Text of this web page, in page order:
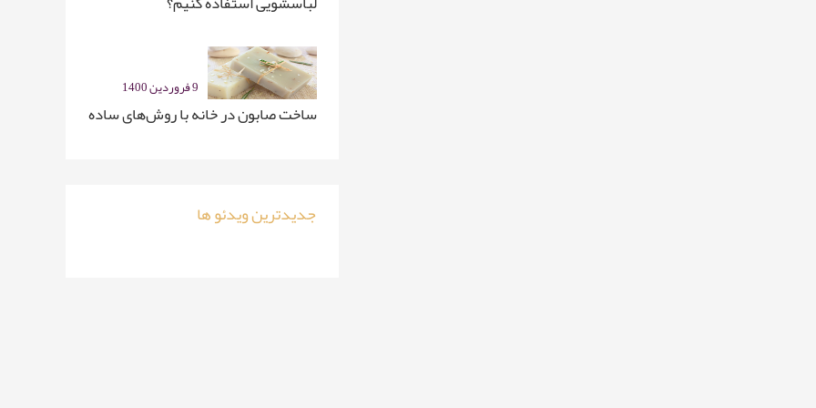
9 فروردین 1400
ساخت صابون در خانه با روش‌های ساده
جدیدترین ویدئو ها